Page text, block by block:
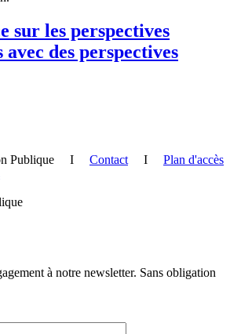
sur les perspectives
des perspectives
Publique I Contact I Plan d'accès
à notre newsletter. Sans obligation